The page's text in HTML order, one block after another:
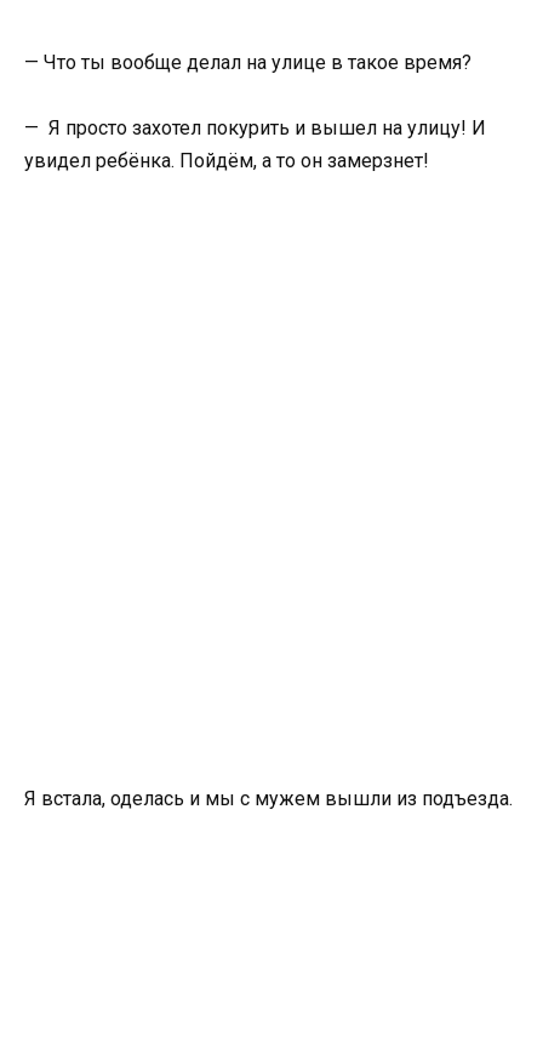
— Что ты вообще делал на улице в такое время?
— Я просто захотел покурить и вышел на улицу! И
увидел ребёнка. Пойдём, а то он замерзнет!
Я встала, оделась и мы с мужем вышли из подъезда.